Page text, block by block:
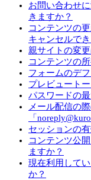
お問い合わせ
きますか？
コンテンツの
キャンセルで
親サイトの変
コンテンツの
フォームのデ
プレビュート
パスワードの
メール配信の
「
セッションの
コンテンツ公
ますか？
現在利用して
か？